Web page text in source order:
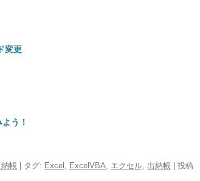
変更
う！
納帳 | タグ: Excel , ExcelVBA, エクセル, 出納帳 | 投稿